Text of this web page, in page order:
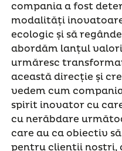
compania a fost
modalități
ecologic și să
abordăm lanțul
urmăresc
această direcție și
vedem cum
spirit inovator cu
cu nerăbdare
care au ca obiectiv
pentru clienții noștri,